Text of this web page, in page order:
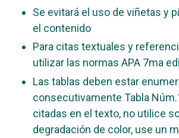
Se evitará el uso de viñetas y
el contenido
Para citas textuales y
utilizar las normas APA 7ma
Las tablas deben estar
consecutivamente Tabla
citadas en el texto, no utilice
degradación de color, use un